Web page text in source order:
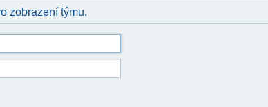
zobrazení týmu.